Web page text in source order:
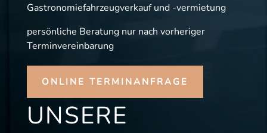
Gastronomiefahrzeugverkauf und -vermietung
persönliche Beratung nur nach vorheriger
Terminvereinbarung
ONLINE TERMINANFRAGE
UNSERE